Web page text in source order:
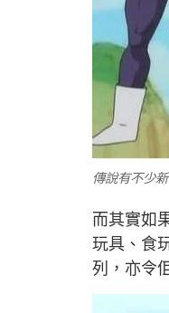
傳說有不少
而其實如
玩具、食
列，亦令